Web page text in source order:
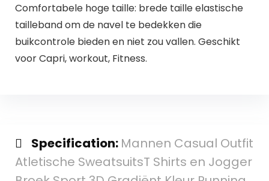
Comfortabele hoge taille: brede taille elastische
tailleband om de navel te bedekken die
buikcontrole bieden en niet zou vallen. Geschikt
voor Capri, workout, Fitness.
Specification: Mannen Casual Outfit
Atletische SweatsuitsT Shirts en Jogger